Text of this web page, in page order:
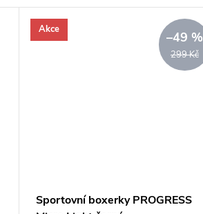
Akce
299 Kč
–49 %
Sportovní boxerky PROGRESS